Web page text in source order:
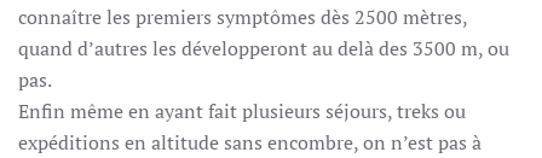
connaître les premiers symptômes dès 2500 mètres,
quand d’autres les développeront au delà des 3500 m, ou
pas.
Enfin même en ayant fait plusieurs séjours, treks ou
expéditions en altitude sans encombre, on n’est pas à